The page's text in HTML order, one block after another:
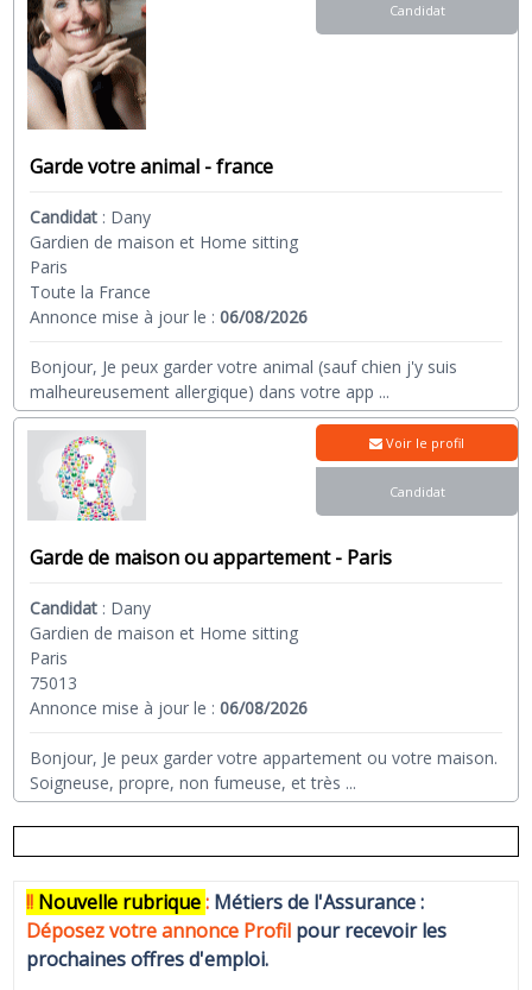
Garde votre animal - france
Candidat : Dany
Gardien de maison et Home sitting
Paris
Toute la France
Annonce mise à jour le :06/08/2026
Bonjour, Je peux garder votre animal (sauf chien j'y suis
malheureusement allergique) dans votre app ...
Candidat
Garde de maison ou appartement - Paris
Candidat : Dany
Gardien de maison et Home sitting
Paris
75013
Annonce mise à jour le :06/08/2026
Bonjour, Je peux garder votre appartement ou votre maison.
Soigneuse, propre, non fumeuse, et très ...
Voir le profil
Candidat
!! Nouvelle rubrique: Métiers de l'Assurance :
Déposez votre annonce Profil pour recevoir les
prochaines offres d'emploi.